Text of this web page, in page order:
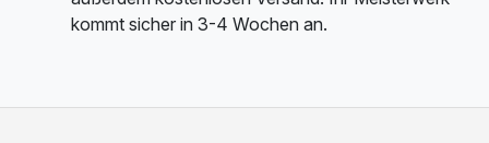
kommt sicher in 3-4 Wochen an.